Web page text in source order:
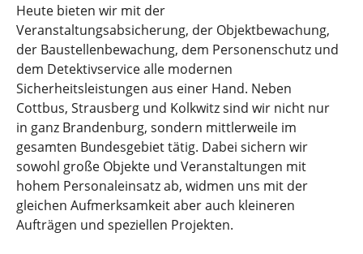
Heute bieten wir mit der
Veranstaltungsabsicherung, der Objektbewachung,
der Baustellenbewachung, dem Personenschutz und
dem Detektivservice alle modernen
Sicherheitsleistungen aus einer Hand. Neben
Cottbus, Strausberg und Kolkwitz sind wir nicht nur
in ganz Brandenburg, sondern mittlerweile im
gesamten Bundesgebiet tätig. Dabei sichern wir
sowohl große Objekte und Veranstaltungen mit
hohem Personaleinsatz ab, widmen uns mit der
gleichen Aufmerksamkeit aber auch kleineren
Aufträgen und speziellen Projekten.